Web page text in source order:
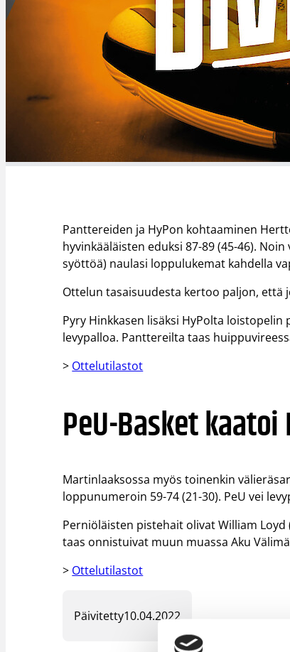
Panttereiden ja HyPon kohtaaminen
hyvinkääläisten eduksi 87-89 (45-46).
syöttöä) naulasi loppulukemat kahdella
Ottelun tasaisuudesta kertoo paljon, että
Pyry Hinkkasen lisäksi HyPolta
levypalloa. Panttereilta taas
> Ottelutilastot
PeU-Basket
Martinlaaksossa myös toinenkin
loppunumeroin 59-74 (21-30). PeU vei
Perniöläisten pistehait olivat William
taas onnistuivat muun muassa Aku
> Ottelutilastot
Päivitetty10.04.2022